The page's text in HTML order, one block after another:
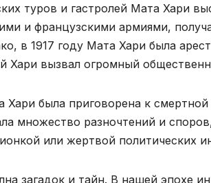
туров и гастролей Мата Хари
и французскими армиями,
в 1917 году Мата Хари была
вызвал огромный
Хари была приговорена к
множество разночтений и
или жертвой политических
загадок и тайн. В нашей эпохе